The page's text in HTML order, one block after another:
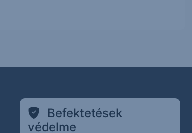
Befektetések
védelme